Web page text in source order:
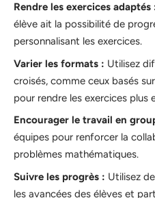
Rendre les exercices adaptés
élève ait la possibilité de
personnalisant les exercices.
Varier les formats : Utilisez
croisés, comme ceux basés
pour rendre les exercices plus
Encourager le travail en
équipes pour renforcer la
problèmes mathématiques.
Suivre les progrès : Utilisez
les avancées des élèves et